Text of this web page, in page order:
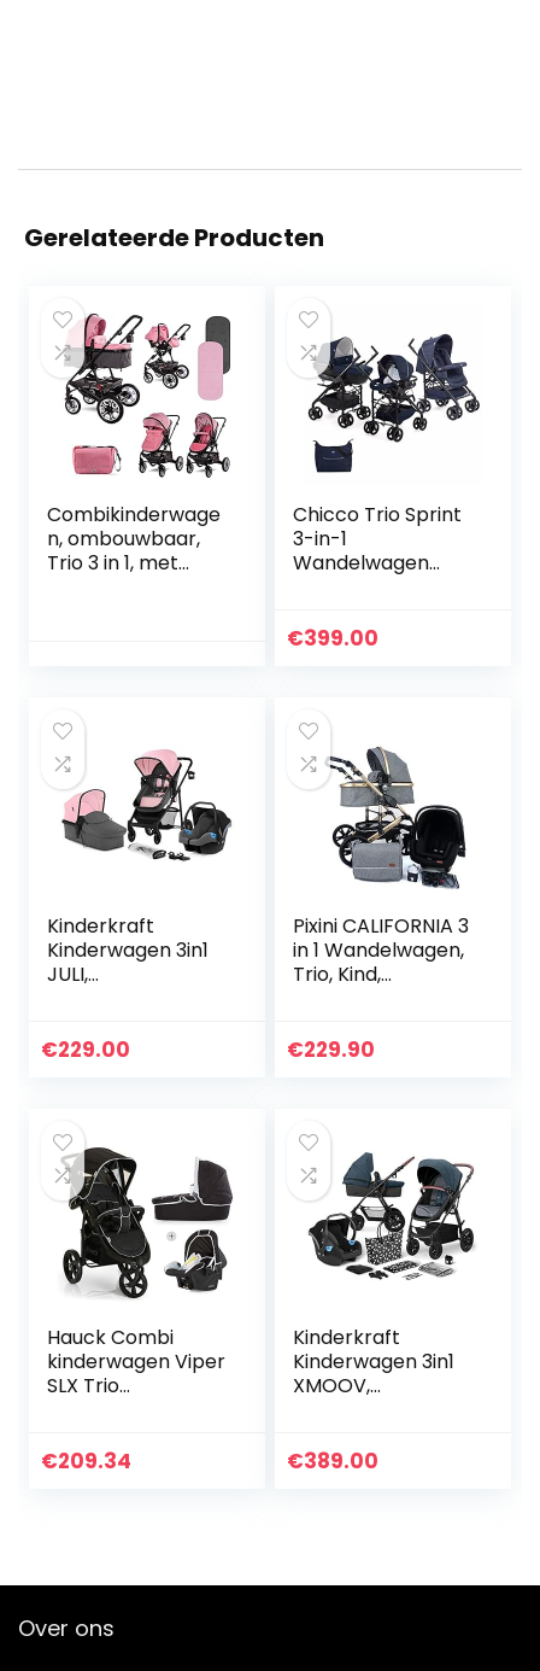
Gerelateerde Producten
Combikinderwage
n, ombouwbaar,
Trio 3 in 1, met
Chicco Trio Sprint
3-in-1
Wandelwagen
tot 36 Maanden,
€399.00
Kinderkraft
Kinderwagen 3in1
JULI,
Reissysteem, met
€229.00
Pixini CALIFORNIA 3
in 1 Wandelwagen,
Trio, Kind,
(Goud/Grijs)
€229.90
Hauck Combi
kinderwagen Viper
SLX Trio
snel
€209.34
Kinderkraft
Kinderwagen 3in1
XMOOV,
Reissysteem, met
€389.00
Over ons